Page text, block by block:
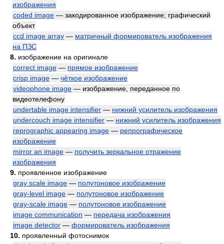
изображения
coded image — закодированное изображение; графический
объект
ccd image array — матричный формирователь изображения
на ПЗС
8. изображение на оригинале
correct image — прямое изображение
crisp image — чёткое изображение
videophone image — изображение, переданное по
видеотелефону
undertable image intensifier — нижний усилитель изображения
undercouch image intensifier — нижний усилитель изображения
reprographic appearing image — репрографическое
изображение
mirror an image — получить зеркальное отражение
изображения
9. проявленное изображение
gray scale image — полутоновое изображение
gray-level image — полутоновое изображение
gray-scale image — полутоновое изображение
image communication — передача изображения
image detector — формирователь изображения
10. проявленный фотоснимок